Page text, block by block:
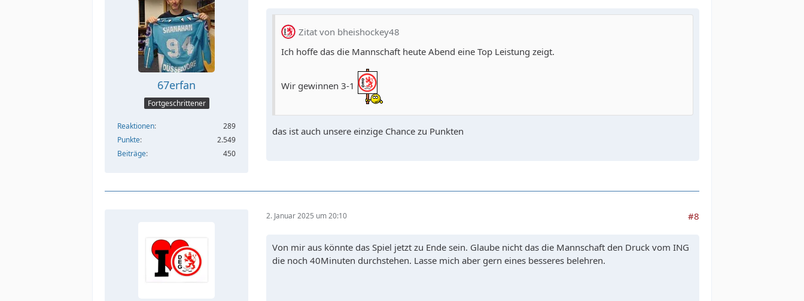
67erfan
Fortgeschrittener
Reaktionen
289
Punkte
2.549
Beiträge
450
Zitat von bheishockey48
Ich hoffe das die Mannschaft heute Abend eine Top Leistung zeigt.
Wir gewinnen 3-1
das ist auch unsere einzige Chance zu Punkten
2. Januar 2025 um 20:10 #8
Von mir aus könnte das Spiel jetzt zu Ende sein. Glaube nicht das die Mannschaft den Druck vom ING
die noch 40Minuten durchstehen. Lasse mich aber gern eines besseres belehren.